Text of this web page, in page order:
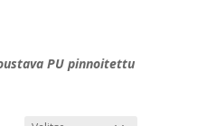
PU pinnoitettu